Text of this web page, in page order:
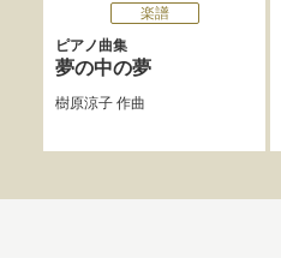
楽譜
ピアノ曲集
夢の中の夢
樹原涼子作曲